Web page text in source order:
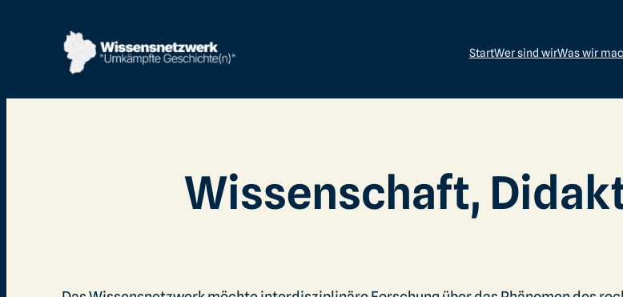
StartWer sind wirWas wir
Wissenschaft,